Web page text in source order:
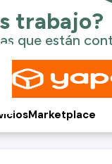
Marketplace